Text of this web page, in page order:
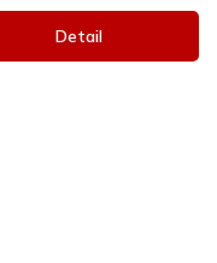
Detail